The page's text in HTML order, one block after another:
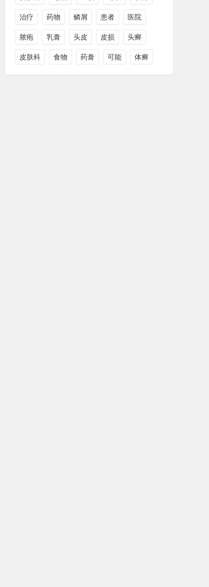
治疗 药物 鳞屑 患者 医院
脓疱 乳膏 头皮 皮损 头癣
皮肤科 食物 药膏 可能 体癣